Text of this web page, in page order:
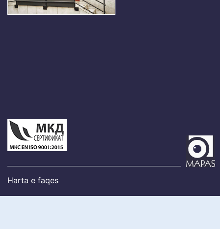
Harta e faqes